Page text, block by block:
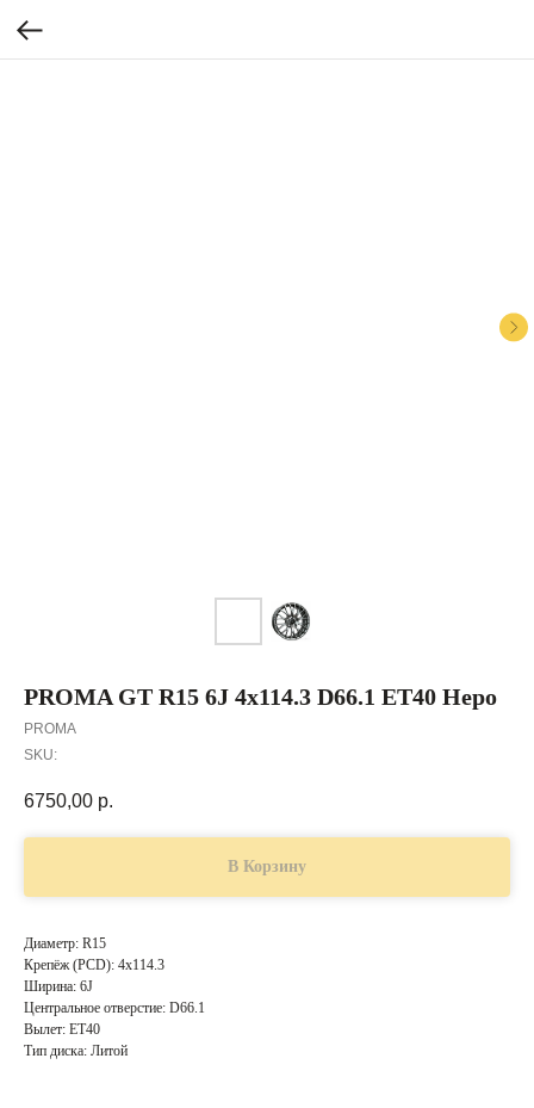
PROMA GT R15 6J 4x114.3 D66.1 ET40 Неро
PROMA
SKU:
6750,00 р.
В Корзину
Диаметр: R15
Крепёж (PCD): 4x114.3
Ширина: 6J
Центральное отверстие: D66.1
Вылет: ET40
Тип диска: Литой